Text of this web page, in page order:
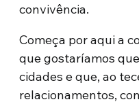
convivência.
Começa por aqui a
que gostaríamos
cidades e que, ao
relacionamentos,